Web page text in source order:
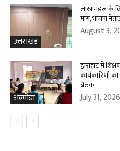
उत्तराखंड
लाखामंडल के
मांग, भाजपा
August 3,
अल्मोड़ा
द्वाराहाट में
कार्यकारिणी
बैठक
July 31, 2026